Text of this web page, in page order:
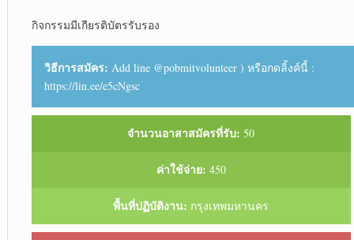
กิจกรรมมีเกียรติบัตรรับรอง
วิธีการสมัคร: Add line @pobmitvolunteer ) หรือกดลิ้งค์นี้ :
https://lin.ee/e5cNgsc
จำนวนอาสาสมัครที่รับ: 50
ค่าใช้จ่าย: 450
พื้นที่ปฏิบัติงาน: กรุงเทพมหานคร